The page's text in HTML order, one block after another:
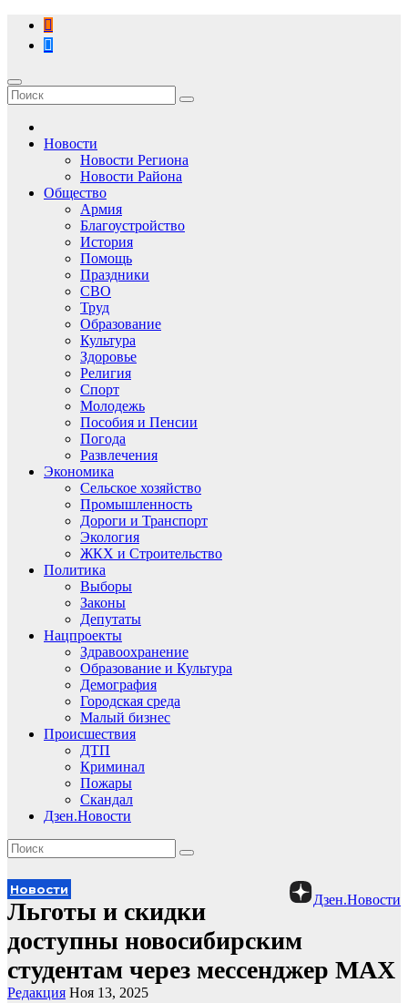
Перейти
содержимому
Новости
Новости Региона
Новости Района
Общество
Армия
Благоустройство
История
Помощь
Праздники
СВО
Труд
Образование
Культура
Здоровье
Религия
Спорт
Молодежь
Пособия и Пенсии
Погода
Развлечения
Экономика
Сельское хозяйство
Промышленность
Дороги и Транспорт
Экология
ЖКХ и Строительство
Политика
Выборы
Законы
Депутаты
Нацпроекты
Здравоохранение
Образование и Культура
Демография
Городская среда
Малый бизнес
Происшествия
ДТП
Криминал
Пожары
Скандал
Дзен.Новости
Дзен.Новости
Новости
Льготы и скидки
доступны новосибирским
студентам через мессенджер MAX
Редакция Ноя 13, 2025